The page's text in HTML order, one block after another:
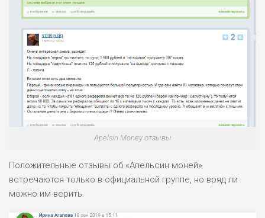
БЮДЖЕТ: НИЗКИЙ
ОБЗОР
РИСКИ: НИЗКИЕ
ДОХОД: СРЕДНИЙ
БЮДЖЕТ: НИЗКИЙ
ОБЗОР
Apelsin Money отзывы
Положительные отзывы об «Апельсин моней»
встречаются только в официальной группе, но вряд ли
можно им верить.